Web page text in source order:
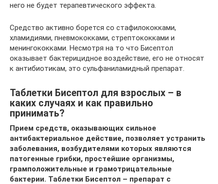
него не будет терапевтического эффекта.
Средство активно борется со стафилококками,
хламидиями, пневмококками, стрептококками и
менингококками. Несмотря на то что Бисептол
оказывает бактерицидное воздействие, его не относят
к антибиотикам, это сульфаниламидный препарат.
Таблетки Бисептол для взрослых – в
каких случаях и как правильно
принимать?
Прием средств, оказывающих сильное
антибактериальное действие, позволяет устранить
заболевания, возбудителями которых являются
патогенные грибки, простейшие организмы,
грамположительные и грамотрицательные
бактерии. Таблетки Бисептол – препарат с